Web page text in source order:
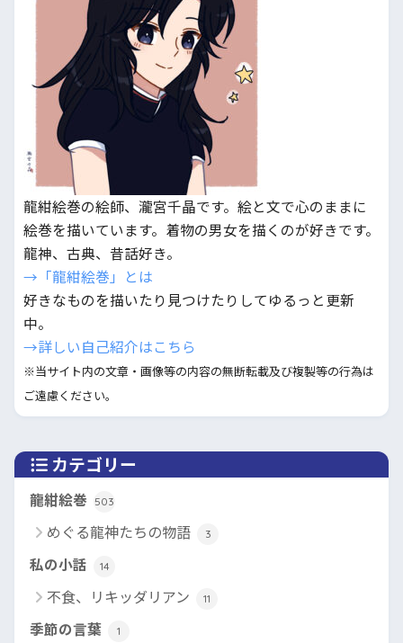
龍紺絵巻の絵師、瀧宮千晶です。絵と文で心のままに
絵巻を描いています。着物の男女を描くのが好きです。
龍神、古典、昔話好き。
→「龍紺絵巻」とは
好きなものを描いたり見つけたりしてゆるっと更新
中。
→詳しい自己紹介はこちら
※当サイト内の文章・画像等の内容の無断転載及び複製等の行為は
ご遠慮ください。
カテゴリー
龍紺絵巻 503
めぐる龍神たちの物語 3
私の小話 14
不食、リキッダリアン 11
季節の言葉 1